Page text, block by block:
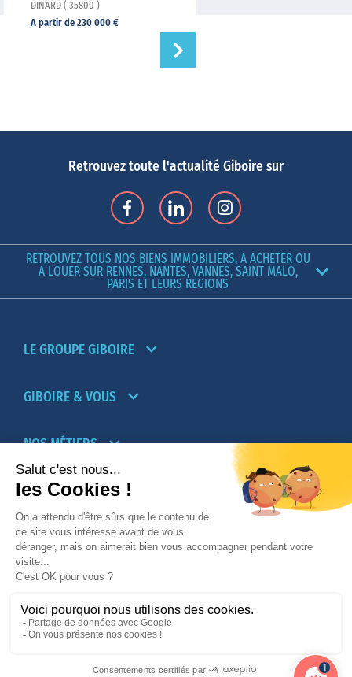
DINARD ( 35800 )
A partir de 230 000 €
Retrouvez toute l'actualité Giboire sur
RETROUVEZ TOUS NOS BIENS IMMOBILIERS, A ACHETER OU
A LOUER SUR RENNES, NANTES, VANNES, SAINT MALO,
PARIS ET LEURS REGIONS
LE GROUPE GIBOIRE
GIBOIRE & VOUS
NOS MÉTIERS
PARTENAIRES
NOTRE RÉSEAU D’AGENCES TRANSACTION-
LOCATION
PROMOTION IMMOBILIÈRE ET AMÉNAGEMENT
© 2026Giboire - Mentions légales-Plan du site 1